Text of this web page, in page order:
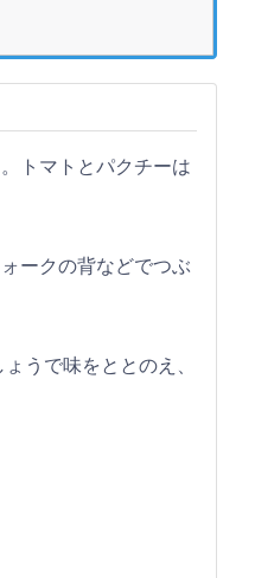
トマトとパクチーは
ークの背などでつぶ
うで味をととのえ、